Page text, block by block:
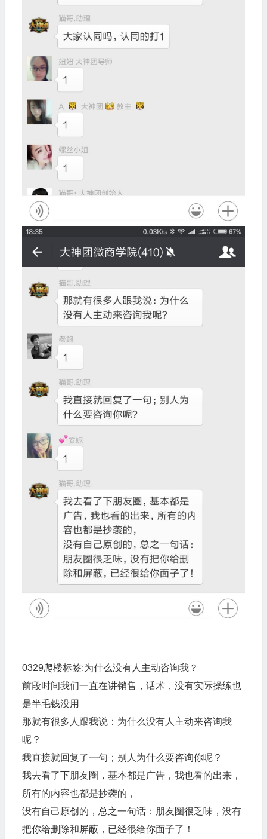
0329爬楼标签:为什么没有人主动咨询我？
前段时间我们一直在讲销售，话术，没有实际操练也
是半毛钱没用
那就有很多人跟我说：为什么没有人主动来咨询我
呢？
我直接就回复了一句；别人为什么要咨询你呢？
我去看了下朋友圈，基本都是广告，我也看的出来，
所有的内容也都是抄袭的，
没有自己原创的，总之一句话：朋友圈很乏味，没有
把你给删除和屏蔽，已经很给你面子了！